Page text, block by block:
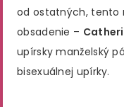
od ostatných, tento
obsadenie –
upírsky manželský
bisexuálnej upírky.